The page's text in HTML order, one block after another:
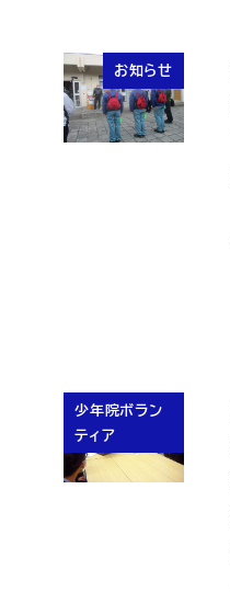
お知らせ
少年院ボラン
ティア